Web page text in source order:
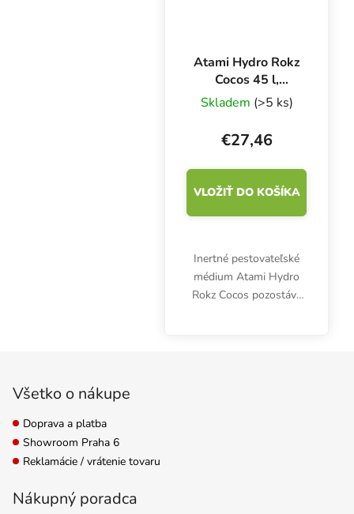
Atami Hydro Rokz
Cocos 45 l,
kokosový substrát
s keramzitom
Skladem (>5 ks)
€27,46
VLOŽIŤ DO KOŠÍKA
Inertné pestovateľské
médium Atami Hydro
Rokz Cocos pozostáva
Všetko o nákupe
Doprava a platba
Showroom Praha 6
Reklamácie / vrátenie tovaru
Nákupný poradca